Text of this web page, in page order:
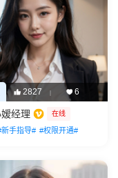
2827 | 6
经理 在线
新手指导# #权限开通#